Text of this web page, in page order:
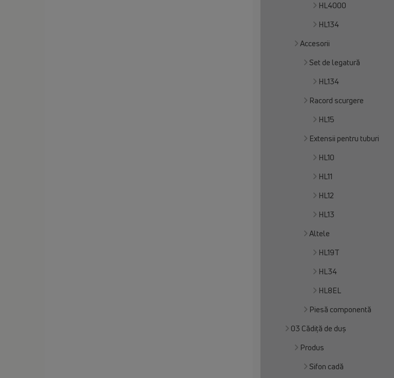
HL4000
HL134
Accesorii
Set de legatură
HL134
Racord scurgere
HL15
Extensii pentru tuburi
HL10
HL11
HL12
HL13
Altele
HL19T
HL34
HL8EL
Piesă componentă
03 Cădiţă de duş
Produs
Sifon cadă